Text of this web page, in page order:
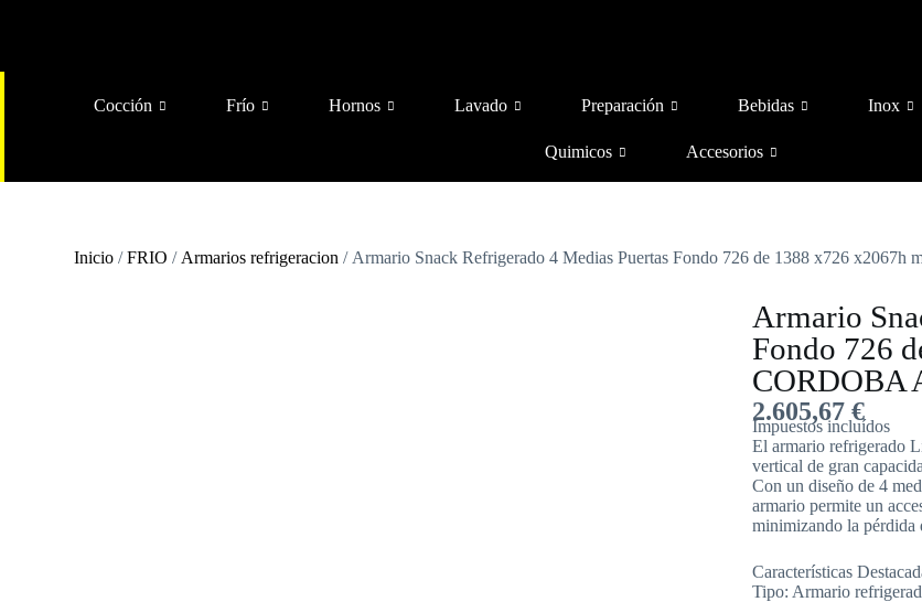
Cocción Frío Hornos Lavado Preparación Bebidas Inox
Quimicos Accesorios
Inicio /FRIO / Armarios refrigeracion / Armario Snack Refrigerado 4 Medias Puertas Fondo 726 de 1388 x726
Armario
Fondo 726
CORDOBA
2.605,67 €
Impuestos incluídos
El armario refrigerado
vertical de gran
Con un diseño de 4
armario permite un
minimizando la pérdida
Características
Tipo: Armario